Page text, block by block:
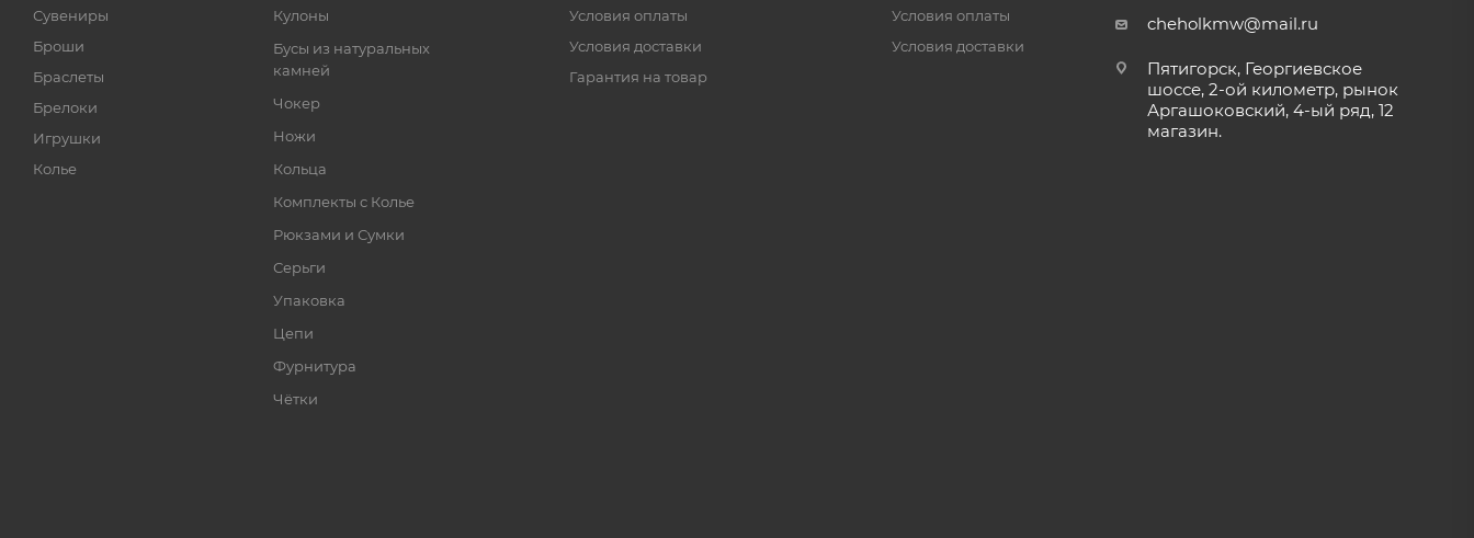
Ниобий.
Сувениры
Броши
Браслеты
Брелоки
Игрушки
Колье
Кулоны
Бусы из натуральных
камней
Чокер
Ножи
Кольца
Комплекты с Колье
Рюкзами и Сумки
Серьги
Упаковка
Цепи
Фурнитура
Чётки
Условия оплаты
Условия доставки
Гарантия на товар
Условия оплаты
Условия доставки
cheholkmw@mail.ru
Пятигорск, Георгиевское
шоссе, 2-ой километр, рынок
Аргашоковский, 4-ый ряд, 12
магазин.